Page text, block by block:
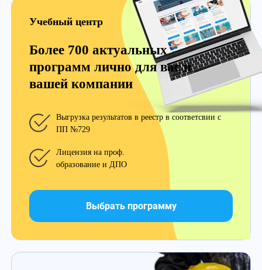
Учебный центр
Выгрузка результатов в реестр в соответсвии с
ПП №729
Лицензия на проф.
образование и ДПО
Более 700 актуальных
программ лично для вас и
вашей компании
Выбрать программу